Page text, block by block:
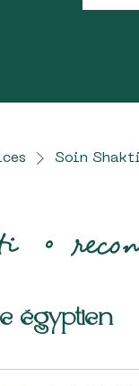
Soin
égyptien